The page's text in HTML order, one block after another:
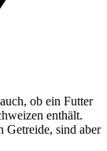
ob ein Futter
enthält.
Getreide, sind aber